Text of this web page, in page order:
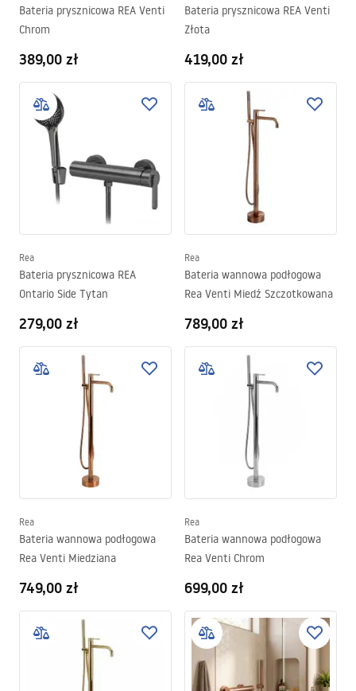
Bateria prysznicowa REA Venti
Chrom
389,00 zł
Bateria prysznicowa REA Venti
Złota
419,00 zł
Rea
Bateria prysznicowa REA
Ontario Side Tytan
279,00 zł
Rea
Bateria wannowa podłogowa
Rea Venti Miedź Szczotkowana
789,00 zł
Rea
Bateria wannowa podłogowa
Rea Venti Miedziana
749,00 zł
Rea
Bateria wannowa podłogowa
Rea Venti Chrom
699,00 zł